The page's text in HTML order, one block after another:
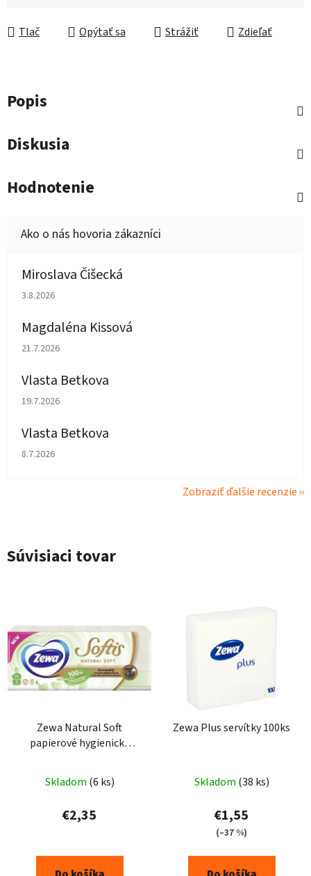
Tlač Opýtať sa Strážiť Zdieľať
Popis
Diskusia
Hodnotenie
Miroslava Čišecká
Hodnotenie obchodu je 1 z 5 hviezdičiek.
3.8.2026
Magdaléna Kissová
Hodnotenie obchodu je 5 z 5 hviezdičiek.
21.7.2026
Vlasta Betkova
Hodnotenie obchodu je 5 z 5 hviezdičiek.
19.7.2026
Vlasta Betkova
Hodnotenie obchodu je 4 z 5 hviezdičiek.
8.7.2026
Zobraziť ďalšie recenzie
Súvisiaci tovar
Zewa Natural Soft
papierové hygienické
Skladom (6 ks)
€2,35
Zewa Plus servítky 100ks
Skladom (38 ks)
€1,55
(–37 %)